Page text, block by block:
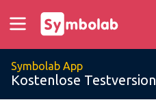
Symbolab App
Kostenlose